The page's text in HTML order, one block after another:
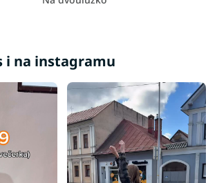
i na instagramu